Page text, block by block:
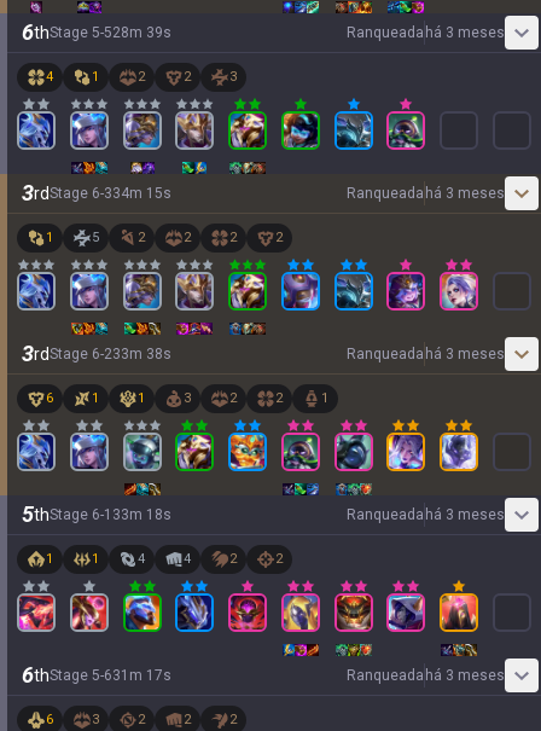
6thStage 5-528m 39s Ranqueada há 3 meses
4 1 2 2 3
3rdStage 6-334m 15s Ranqueada há 3 meses
1 5 2 2 2 2
3rdStage 6-233m 38s Ranqueada há 3 meses
6 1 1 3 2 2 1
5thStage 6-1 33m 18s Ranqueada há 3 meses
1 1 4 4 2 2
6thStage 5-631 m 17s Ranqueada há 3 meses
6 3 2 2 2